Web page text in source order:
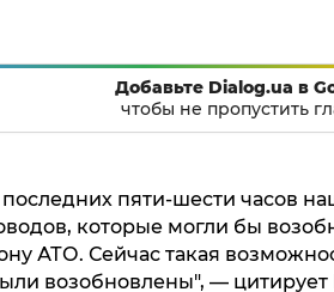
Добавьте Dialog.ua в
чтобы не пропустить
пяти-шести часов
которые могли бы
АТО. Сейчас такая
возобновлены", — цитирует